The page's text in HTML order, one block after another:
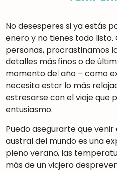
No desesperes si ya estás
enero y no tienes todo
personas, procrastinamos
detalles más finos o de
momento del año – como
necesita estar lo más
estresarse con el viaje que
entusiasmo.
Puedo asegurarte que
austral del mundo es una
pleno verano, las
más de un viajero